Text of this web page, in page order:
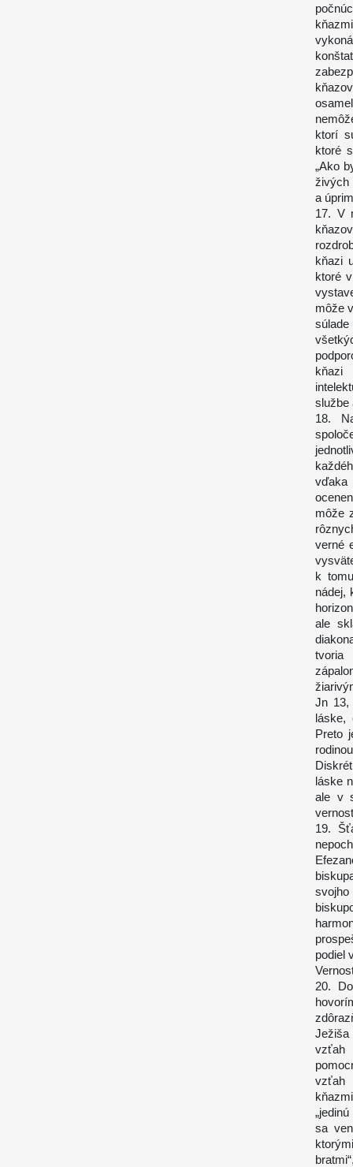
ktorí
ktoré
„Ako
živých
a
17. V
kňazi
ktoré
môže
službe
18.
môže
verné
k
nádej,
ale
tvoria
Jn
láske,
Preto
láske
ale v
19.
podiel
20.
Ježiša
vzťah
vzťah
kňazmi
sa